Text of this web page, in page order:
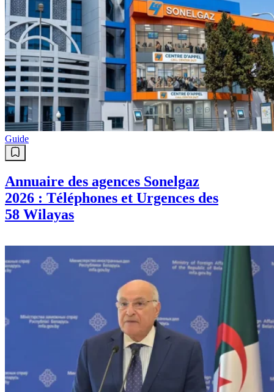
Guide
Annuaire des agences Sonelgaz
2026 : Téléphones et Urgences des
58 Wilayas